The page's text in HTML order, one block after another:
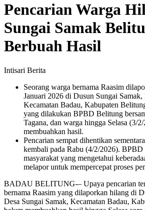
Pencarian Warga
Sungai Samak
Berbuah Hasil
Intisari Berita
Seorang warga bernama Raasim
Januari 2026 di Dusun Sungai Samak,
Kecamatan Badau, Kabupaten
yang dilakukan BPBD Belitung
Tagana, dan warga hingga Selasa (3/
membuahkan hasil.
Pencarian sempat dihentikan
kembali pada Rabu (4/2/2026). BPBD
masyarakat yang mengetahui
melapor untuk mempercepat proses
BADAU BELITUNG-– Upaya pencarian
bernama Raasim yang dilaporkan hilang di
Desa Sungai Samak, Kecamatan Badau,